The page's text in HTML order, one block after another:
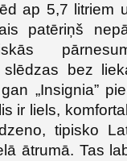
ap 5,7 litriem
patēriņš
slēdzas bez
„Insignia”
ir liels,
tipisko
ātrumā. Tas